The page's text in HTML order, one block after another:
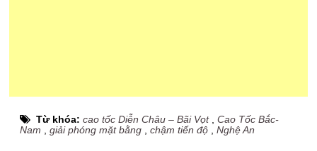
Từ khóa:cao tốc Diễn Châu – Bãi Vọt,Cao Tốc Bắc-
Nam ,giải phóng mặt bằng ,chậm tiến độ ,Nghệ An